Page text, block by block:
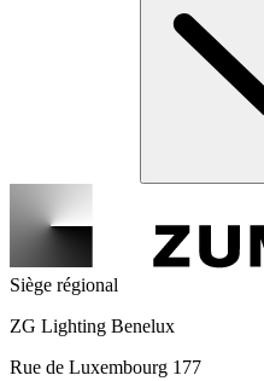
Siège régional
ZG Lighting Benelux
Rue de Luxembourg 177